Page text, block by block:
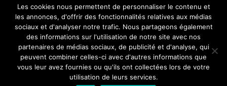
Les cookies nous permettent de personnaliser le contenu et
les annonces, d'offrir des fonctionnalités relatives aux médias
sociaux et d'analyser notre trafic. Nous partageons également
des informations sur l'utilisation de notre site avec nos
partenaires de médias sociaux, de publicité et d'analyse, qui
peuvent combiner celles-ci avec d'autres informations que
vous leur avez fournies ou qu'ils ont collectées lors de votre
utilisation de leurs services.